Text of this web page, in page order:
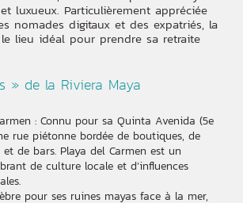
luxueux. Particulièrement appréciée
nomades digitaux et des expatriés, la
le lieu idéal pour prendre sa retraite
» de la Riviera Maya
: Connu pour sa Quinta Avenida (5e
rue piétonne bordée de boutiques, de
et de bars. Playa del Carmen est un
de culture locale et d’influences
pour ses ruines mayas face à la mer,